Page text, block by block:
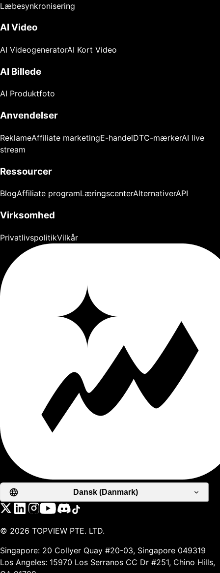
Læbesynkronisering
AI Video
AI VideogeneratorAI Kort Video
AI Billede
AI Produktfoto
Anvendelser
ReklameAffiliate marketingE-handelDTC-mærkerAI live
stream
Ressourcer
BlogAffiliate programLæringscenterAlternativerAPI
Virksomhed
PrivatlivspolitikVilkår
Dansk (Danmark)
© 2026 TOPVIEW PTE. LTD.
Singapore: 20 Collyer Quay #20-03, Singapore 049319
Los Angeles: 15970 Los Serranos CC Dr #251, Chino Hills,